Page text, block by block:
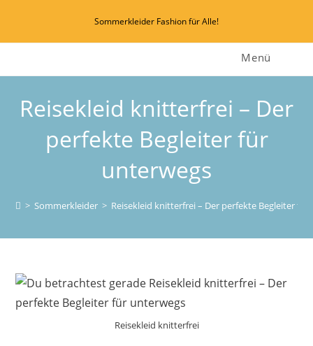
springen
Sommerkleider Fashion für Alle!
Menü
Reisekleid knitterfrei – Der
perfekte Begleiter für
unterwegs
> Sommerkleider > Reisekleid knitterfrei – Der perfekte Begleiter für
Reisekleid knitterfrei